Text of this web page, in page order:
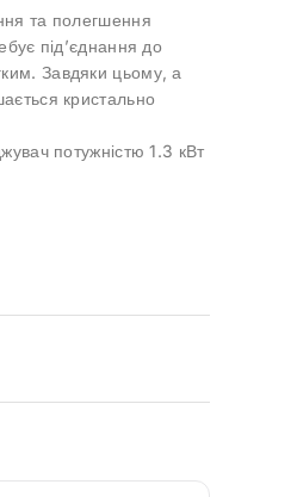
та полегшення
під’єднання до
Завдяки цьому, а
кристально
потужністю 1.3 кВт